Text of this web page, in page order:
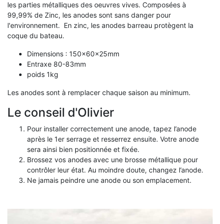
les parties métalliques des oeuvres vives. Composées à
99,99% de Zinc, les anodes sont sans danger pour
l'environnement. En zinc, les anodes barreau protègent la
coque du bateau.
Dimensions : 150x60x25mm
Entraxe 80-83mm
poids 1kg
Les anodes sont à remplacer chaque saison au minimum.
Le conseil d'Olivier
Pour installer correctement une anode, tapez l’anode
après le 1er serrage et resserrez ensuite. Votre anode
sera ainsi bien positionnée et fixée.
Brossez vos anodes avec une brosse métallique pour
contrôler leur état. Au moindre doute, changez l’anode.
Ne jamais peindre une anode ou son emplacement.